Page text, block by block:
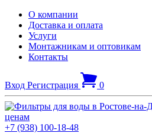
О компании
Доставка и оплата
Услуги
Монтажникам и оптовикам
Контакты
Вход Регистрация 0
+7 (938) 100-18-48